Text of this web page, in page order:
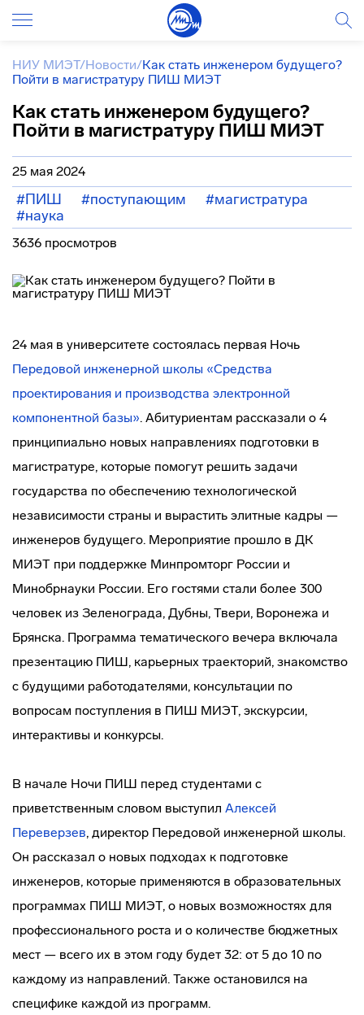
НИУ МИЭТ/Новости/Как стать инженером будущего?
Пойти в магистратуру ПИШ МИЭТ
Как стать инженером будущего?
Пойти в магистратуру ПИШ МИЭТ
25 мая 2024
#ПИШ #поступающим
#магистратура
#наука
3636 просмотров
24 мая в университете состоялась первая Ночь
Передовой инженерной школы «Средства
проектирования и производства электронной
компонентной базы». Абитуриентам рассказали о 4
принципиально новых направлениях подготовки в
магистратуре, которые помогут решить задачи
государства по обеспечению технологической
независимости страны и вырастить элитные кадры —
инженеров будущего. Мероприятие прошло в ДК
МИЭТ при поддержке Минпромторг России и
Минобрнауки России. Его гостями стали более 300
человек из Зеленограда, Дубны, Твери, Воронежа и
Брянска. Программа тематического вечера включала
презентацию ПИШ, карьерных траекторий, знакомство
с будущими работодателями, консультации по
вопросам поступления в ПИШ МИЭТ, экскурсии,
интерактивы и конкурсы.
В начале Ночи ПИШ перед студентами с
приветственным словом выступил Алексей
Переверзев, директор Передовой инженерной школы.
Он рассказал о новых подходах к подготовке
инженеров, которые применяются в образовательных
программах ПИШ МИЭТ, о новых возможностях для
профессионального роста и о количестве бюджетных
мест — всего их в этом году будет 32: от 5 до 10 по
каждому из направлений. Также остановился на
специфике каждой из программ.